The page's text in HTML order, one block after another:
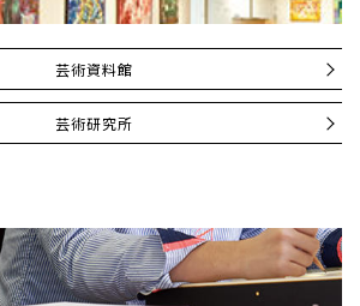
芸術資料館
芸術研究所